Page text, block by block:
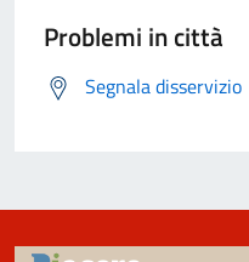
Problemi in città
Segnala disservizio